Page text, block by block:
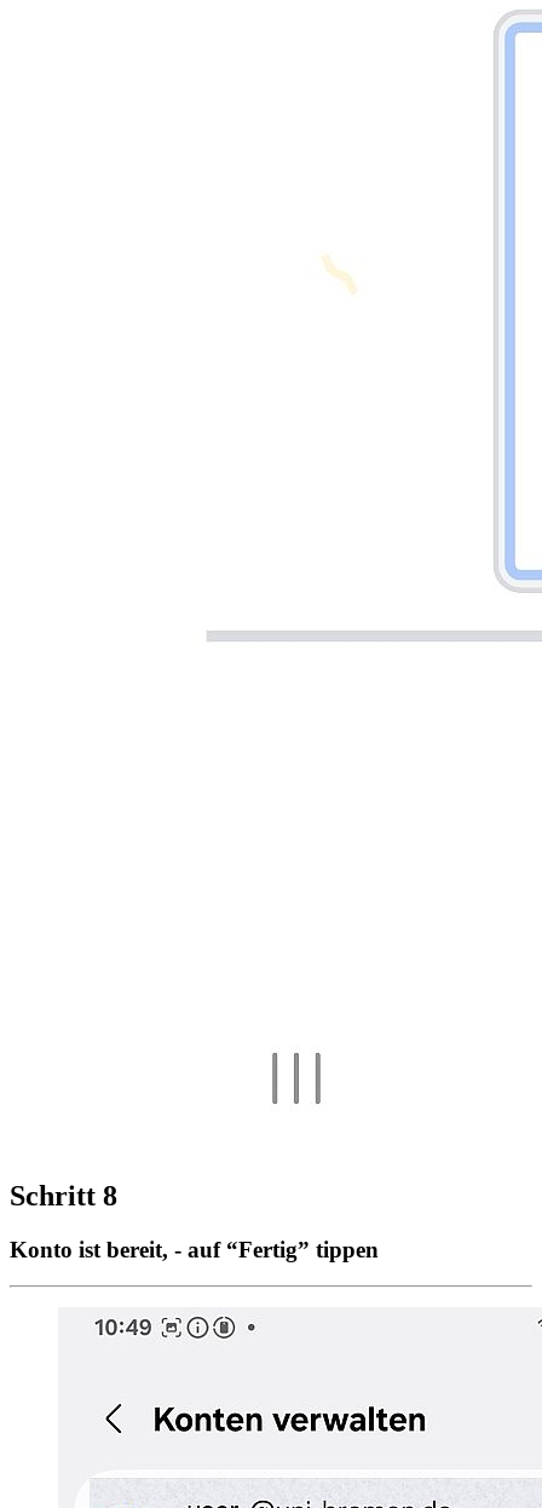
Schritt 8
Konto ist bereit, - auf “Fertig” tippen